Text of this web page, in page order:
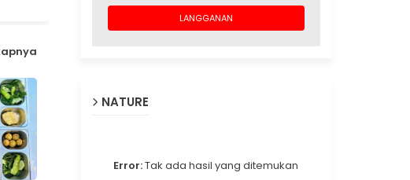
NATURE
Error:Tak ada hasil yang ditemukan